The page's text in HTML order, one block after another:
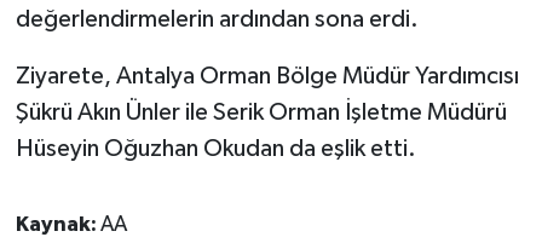
değerlendirmelerin ardından sona erdi.
Ziyarete, Antalya Orman Bölge Müdür Yardımcısı
Şükrü Akın Ünler ile Serik Orman İşletme Müdürü
Hüseyin Oğuzhan Okudan da eşlik etti.
Kaynak: AA